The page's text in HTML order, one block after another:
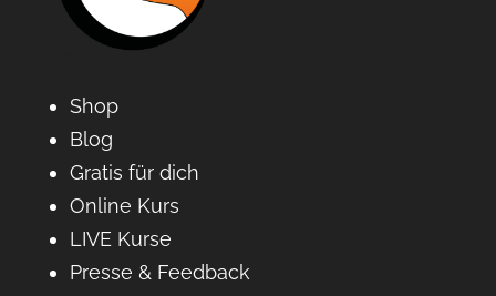
Shop
Blog
Gratis für dich
Online Kurs
LIVE Kurse
Presse & Feedback